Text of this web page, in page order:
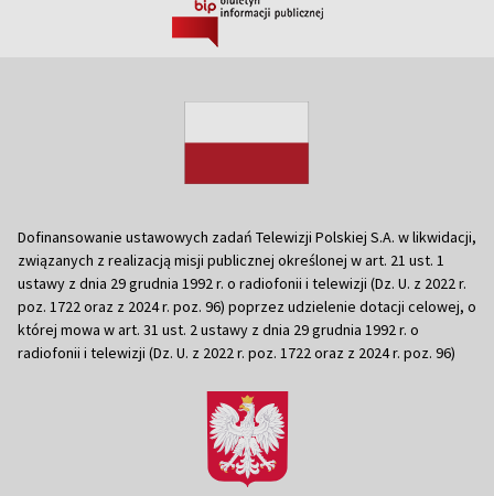
Dofinansowanie ustawowych zadań Telewizji Polskiej S.A. w likwidacji,
związanych z realizacją misji publicznej określonej w art. 21 ust. 1
ustawy z dnia 29 grudnia 1992 r. o radiofonii i telewizji (Dz. U. z 2022 r.
poz. 1722 oraz z 2024 r. poz. 96) poprzez udzielenie dotacji celowej, o
której mowa w art. 31 ust. 2 ustawy z dnia 29 grudnia 1992 r. o
radiofonii i telewizji (Dz. U. z 2022 r. poz. 1722 oraz z 2024 r. poz. 96)